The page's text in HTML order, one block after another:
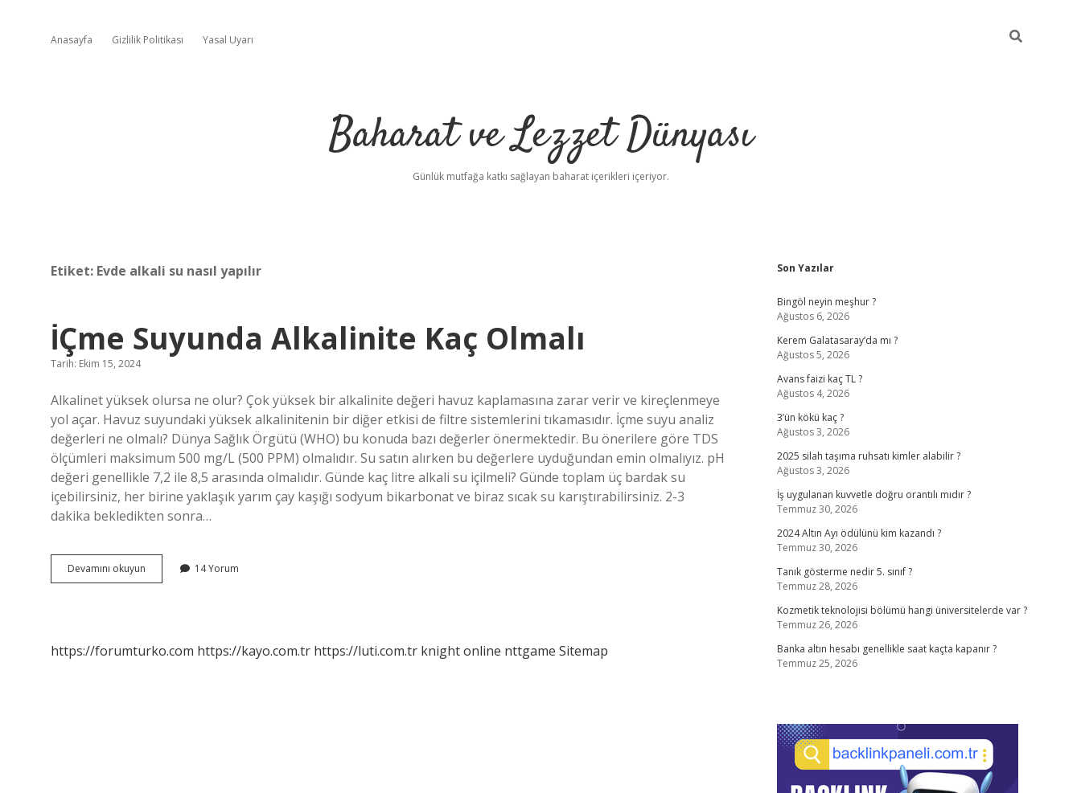
Anasayfa Gizlilik Politikası Yasal Uyarı
Baharat ve Lezzet Dünyası
Günlük mutfağa katkı sağlayan baharat içerikleri içeriyor.
Etiket: Evde alkali su nasıl yapılır
İÇme Suyunda Alkalinite Kaç Olmalı
Tarih: Ekim 15, 2024
Alkalinet yüksek olursa ne olur? Çok yüksek bir alkalinite değeri havuz kaplamasına zarar verir ve kireçlenmeye
yol açar. Havuz suyundaki yüksek alkalinitenin bir diğer etkisi de filtre sistemlerini tıkamasıdır. İçme suyu analiz
değerleri ne olmalı? Dünya Sağlık Örgütü (WHO) bu konuda bazı değerler önermektedir. Bu önerilere göre TDS
ölçümleri maksimum 500 mg/L (500 PPM) olmalıdır. Su satın alırken bu değerlere uyduğundan emin olmalıyız. pH
değeri genellikle 7,2 ile 8,5 arasında olmalıdır. Günde kaç litre alkali su içilmeli? Günde toplam üç bardak su
içebilirsiniz, her birine yaklaşık yarım çay kaşığı sodyum bikarbonat ve biraz sıcak su karıştırabilirsiniz. 2-3
dakika bekledikten sonra…
Devamını okuyun
Suyunda
14 Yorum
https://forumturko.com https://kayo.com.tr https://luti.com.tr knight online nttgame Sitemap
Sidebar
Son Yazılar
Bingöl neyin meşhur ?
Ağustos 6, 2026
Kerem Galatasaray’da mı ?
Ağustos 5, 2026
Avans faizi kaç TL ?
Ağustos 4, 2026
3’ün kökü kaç ?
Ağustos 3, 2026
2025 silah taşıma ruhsatı kimler alabilir ?
Ağustos 3, 2026
İş uygulanan kuvvetle doğru orantılı mıdır ?
Temmuz 30, 2026
2024 Altın Ayı ödülünü kim kazandı ?
Temmuz 30, 2026
Tanık gösterme nedir 5. sınıf ?
Temmuz 28, 2026
Kozmetik teknolojisi bölümü hangi üniversitelerde var ?
Temmuz 26, 2026
Banka altın hesabı genellikle saat kaçta kapanır ?
Temmuz 25, 2026